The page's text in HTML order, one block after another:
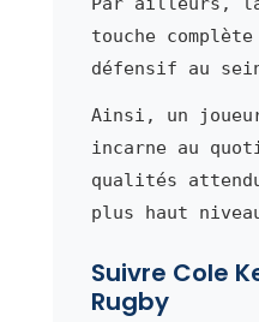
touche
défensif au
Ainsi, un
incarne au
qualités
plus haut
Suivre Cole
Rugby